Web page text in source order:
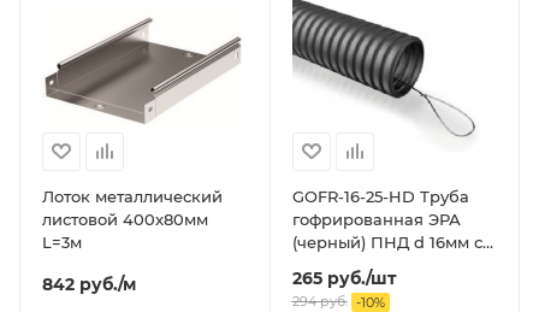
Лоток металлический
листовой 400x80мм
L=3м
842 руб./м
GOFR-16-25-HD Труба
гофрированная ЭРА
(черный) ПНД d 16мм с
зонд. легкая 25м бухта
265руб./шт
294руб. -10%